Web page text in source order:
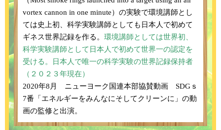
vortex cannon in one minute）の実験で環境講師とし
ては史上初、科学実験講師としても日本人で初めて
ギネス世界記録を作る。 環境講師としては世界初、
科学実験講師として日本人で初めて世界一の認定を
受ける。日本人で唯一の科学実験の世界記録保持者
（２０２３年現在）
2020年8月 ニューヨーク国連本部協賛動画 SDGｓ
7番「エネルギーをみんなにそしてクリーンに」の動
画の監修と出演。